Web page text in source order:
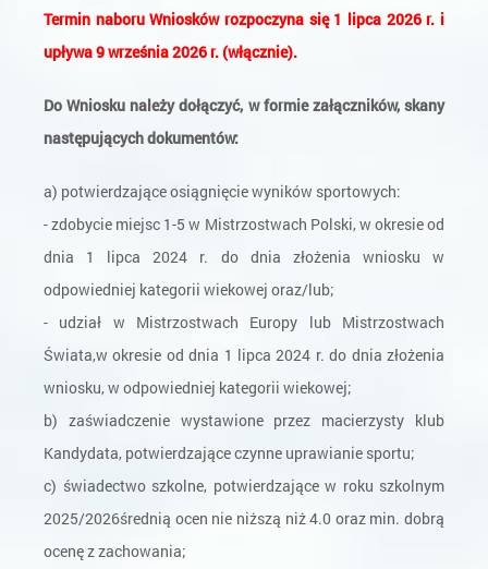
Termin naboru Wniosków rozpoczyna się 1 lipca 2026 r. i
upływa 9 września 2026 r. (włącznie).
Do Wniosku należy dołączyć, w formie załączników, skany
następujących dokumentów:
a) potwierdzające osiągnięcie wyników sportowych:
- zdobycie miejsc 1-5 w Mistrzostwach Polski, w okresie od
dnia 1 lipca 2024 r. do dnia złożenia wniosku w
odpowiedniej kategorii wiekowej oraz/lub;
- udział w Mistrzostwach Europy lub Mistrzostwach
Świata,w okresie od dnia 1 lipca 2024 r. do dnia złożenia
wniosku, w odpowiedniej kategorii wiekowej;
b) zaświadczenie wystawione przez macierzysty klub
Kandydata, potwierdzające czynne uprawianie sportu;
c) świadectwo szkolne, potwierdzające w roku szkolnym
2025/2026średnią ocen nie niższą niż 4.0 oraz min. dobrą
ocenę z zachowania;